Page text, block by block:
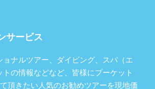
サービス
ョナルツアー、ダイビング、スパ（エ
トの情報などなど、皆様にプーケット
頂きたい人気のお勧めツアーを現地価